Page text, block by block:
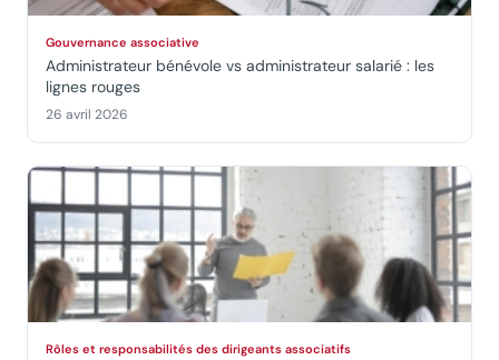
Gouvernance associative
Administrateur bénévole vs administrateur salarié : les
lignes rouges
26 avril 2026
Rôles et responsabilités des dirigeants associatifs